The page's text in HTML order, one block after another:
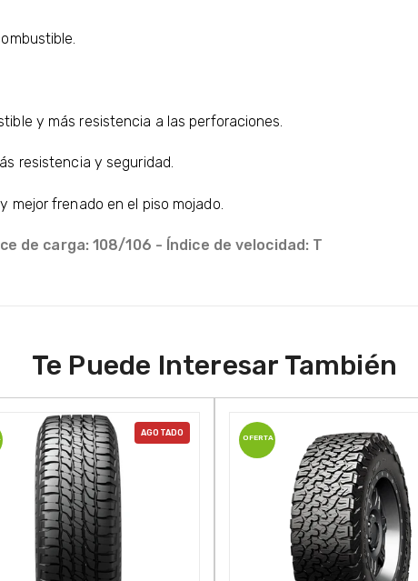
y más resistencia a las perforaciones.
resistencia y seguridad.
mejor frenado en el piso mojado.
de carga: 108/106 - Índice de velocidad: T
Te Puede Interesar También
AGOTADO